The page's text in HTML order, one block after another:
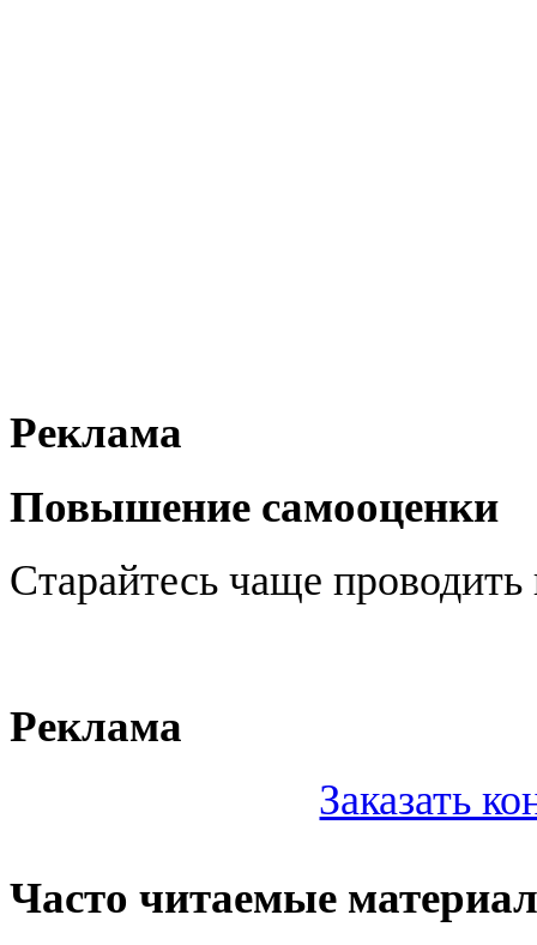
Реклама
Повышение самооценки
Старайтесь чаще
Реклама
Заказать
Часто читаемые